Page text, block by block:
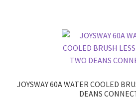
RX
quantità
JOYSWAY 60A WATER COOLED
DEANS